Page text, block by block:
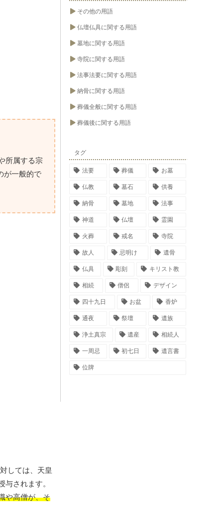
所属する宗
が一般的で
しては、天皇
されます。
や高僧が、そ
その他の用語
仏壇仏具に関する用語
墓地に関する用語
寺院に関する用語
法事法要に関する用語
納骨に関する用語
葬儀全般に関する用語
葬儀後に関する用語
タグ
法要 葬儀 お墓
仏教 墓石 供養
納骨 墓地 法事
神道 仏壇 霊園
火葬 戒名 寺院
故人 忌明け 遺骨
仏具 彫刻 キリスト教
相続 僧侶 デザイン
四十九日 お盆 香炉
通夜 祭壇 遺族
浄土真宗 遺産 相続人
一周忌 初七日 遺言書
位牌